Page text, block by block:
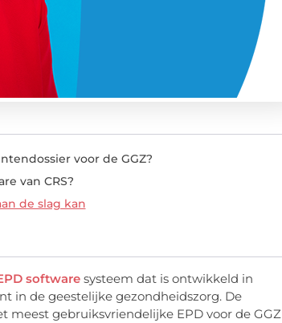
voor de GGZ?
van CRS?
de slag kan
software systeem dat is ontwikkeld in
in de geestelijke gezondheidszorg. De
meest gebruiksvriendelijke EPD voor de GGZ